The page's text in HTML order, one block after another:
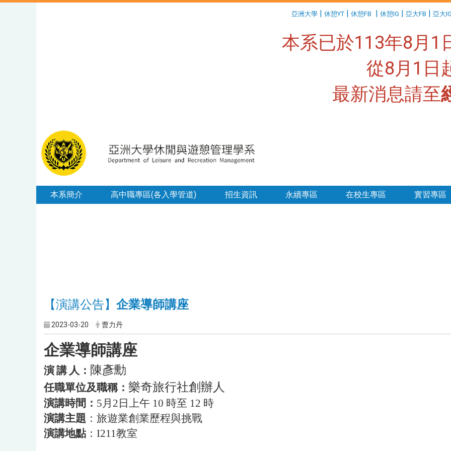
亞洲大學 | 休憩YT | 休憩FB | 休憩IG | 亞大FB | 亞大
本系已於113年8月1
從8月1日
最新消息請至
本系簡介 高中職專區(各入學管道) 招生資訊 永續專區 在校生專區 實習專區
【演講公告】 企業導師講座
2023-03-20 曹力丹
企業導師講座
演講 人： 陳彥勳
任職單位及職稱： 樂奇旅行社創辦人
演講時間： 5月2日上午 10 時至 12 時
演講主題 ： 旅遊業創業歷程與挑戰
演講地點： I211教室